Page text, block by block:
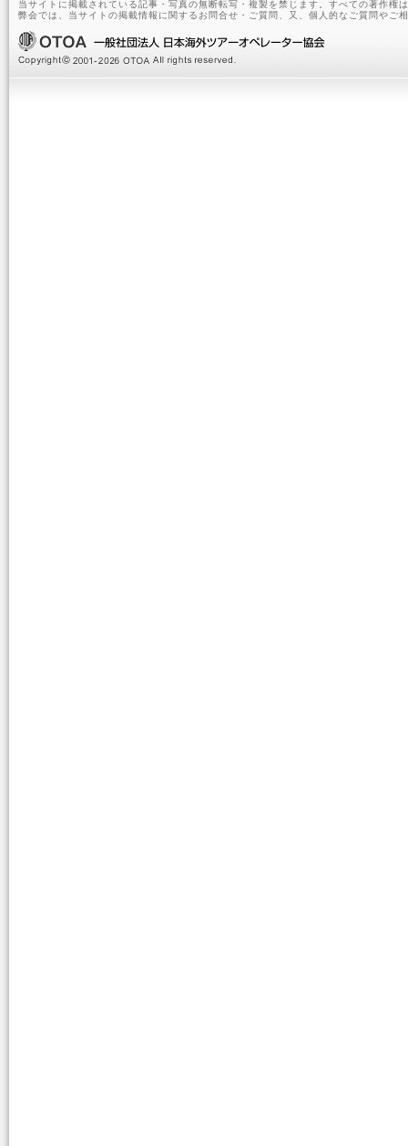
当サイトに掲載されている記事・写真の無断転写・複製を禁じます。すべての著作権
弊会では、当サイトの掲載情報に関するお問合せ・ご質問、又、個人的なご質問やご